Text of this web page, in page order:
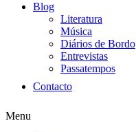
Blog
Literatura
Música
Diários de Bordo
Entrevistas
Passatempos
Contacto
Menu